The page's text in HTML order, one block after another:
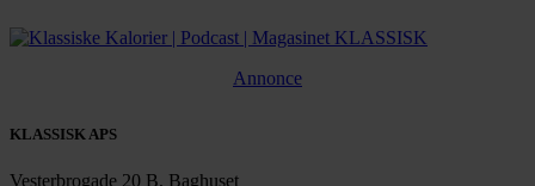
Annonce
KLASSISK APS
Vesterbrogade 20 B, Baghuset